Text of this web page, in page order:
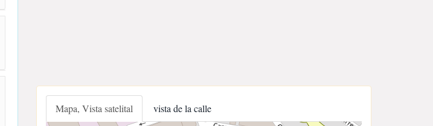
Mapa, Vista satelital vista de la calle